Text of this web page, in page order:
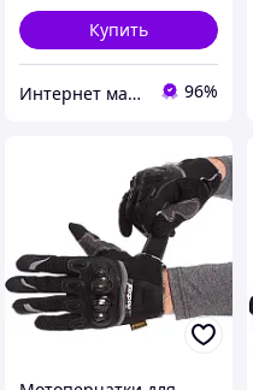
Купить
Интернет магазин SportOK 96%